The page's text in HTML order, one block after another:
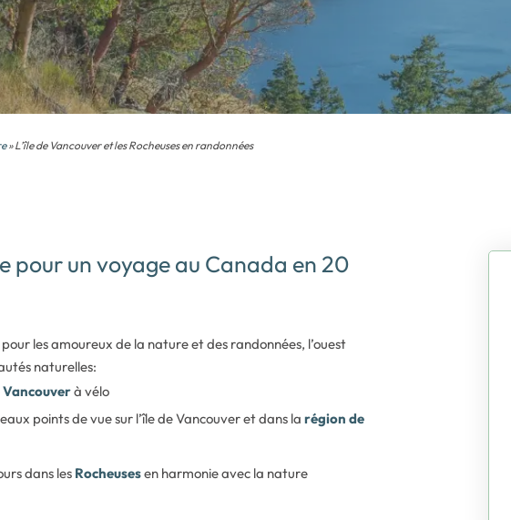
» L’île de Vancouver et les Rocheuses en randonnées
pour un voyage au Canada en 20
les amoureux de la nature et des randonnées, l’ouest
naturelles:
Vancouverà vélo
points de vue sur l’île de Vancouver et dans larégion de
dans les Rocheusesen harmonie avec la nature